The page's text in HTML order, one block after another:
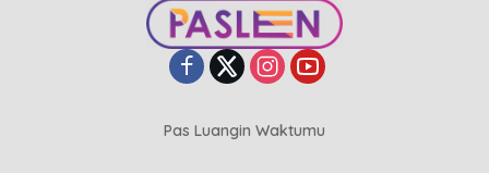
Pas Luangin Waktumu